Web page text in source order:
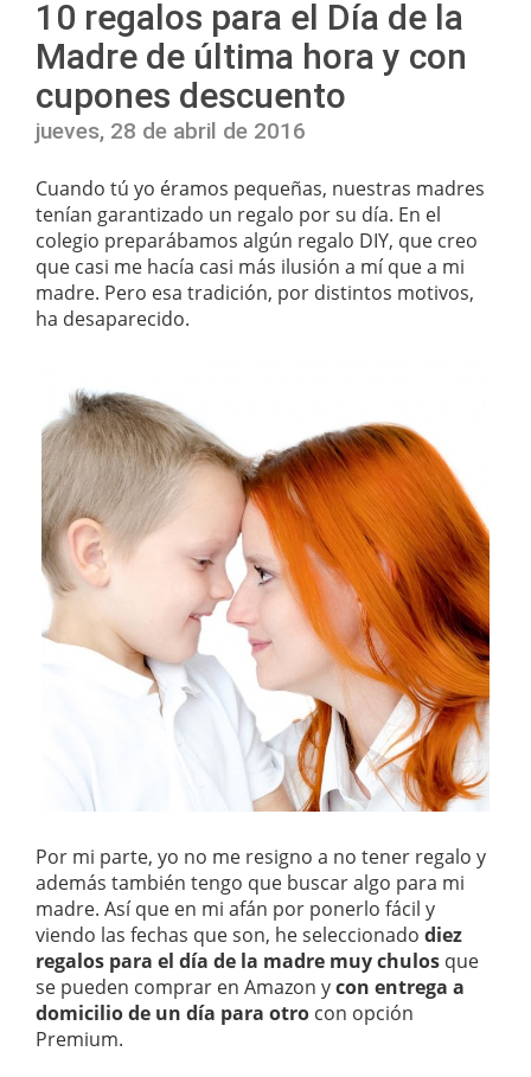
10 regalos para el Día de la
Madre de última hora y con
cupones descuento
jueves, 28 de abril de 2016
Cuando tú yo éramos pequeñas, nuestras madres
tenían garantizado un regalo por su día. En el
colegio preparábamos algún regalo DIY, que creo
que casi me hacía casi más ilusión a mí que a mi
madre. Pero esa tradición, por distintos motivos,
ha desaparecido.
Por mi parte, yo no me resigno a no tener regalo y
además también tengo que buscar algo para mi
madre. Así que en mi afán por ponerlo fácil y
viendo las fechas que son, he seleccionado diez
regalos para el día de la madre muy chulos que
se pueden comprar en Amazon ycon entrega a
domicilio de un día para otro con opción
Premium.